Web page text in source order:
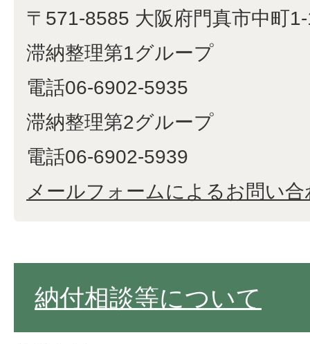
〒571-8585 大阪府門真市中町
滞納整理第1グループ
電話06-6902-5935
滞納整理第2グループ
電話06-6902-5939
メールフォームによるお問い合
納付相談等について